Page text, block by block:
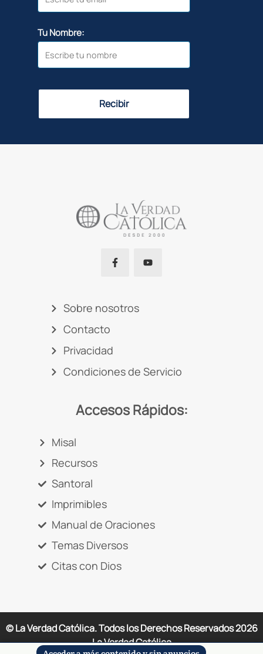
Tu Nombre:
Recibir
Sobre nosotros
Contacto
Privacidad
Condiciones de Servicio
Accesos Rápidos:
Misal
Recursos
Santoral
Imprimibles
Manual de Oraciones
Temas Diversos
Citas con Dios
© La Verdad Católica. Todos los Derechos Reservados2026
La Verdad Católica